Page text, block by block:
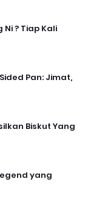
? Tiap Kali
Pan: Jimat,
Biskut Yang
yang